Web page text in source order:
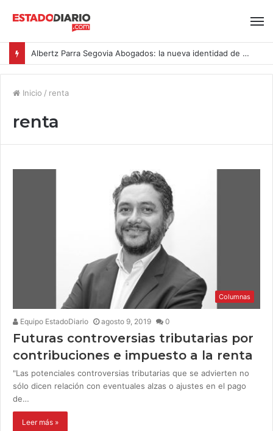
Albertz Parra Segovia Abogados: la nueva identidad de Segovia Consulting
Inicio / renta
renta
Columnas
Equipo EstadoDiario agosto 9, 2019 0
Futuras controversias tributarias por
contribuciones e impuesto a la renta
"Las potenciales controversias tributarias que se advierten no
sólo dicen relación con eventuales alzas o ajustes en el pago
de…
Leer más »